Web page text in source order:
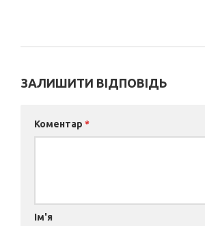
ЗАЛИШИТИ ВІДПОВІДЬ
Коментар *
Ім'я